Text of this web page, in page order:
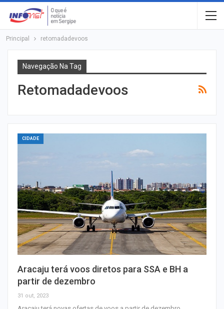
Principal retomadadevoos
Navegação Na Tag
Retomadadevoos
CIDADE
Aracaju terá voos diretos para SSA e BH a
partir de dezembro
31 out, 2023